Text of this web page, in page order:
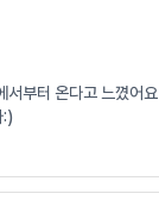
부터 온다고 느꼈어
:)